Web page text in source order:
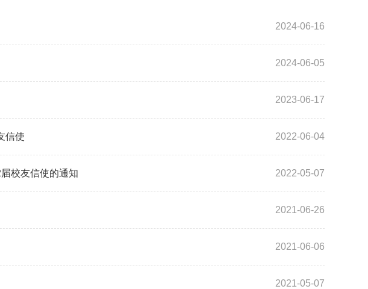
2024-06-16
2024-06-05
2023-06-17
信使 2022-06-04
校友信使的通知 2022-05-07
2021-06-26
2021-06-06
2021-05-07